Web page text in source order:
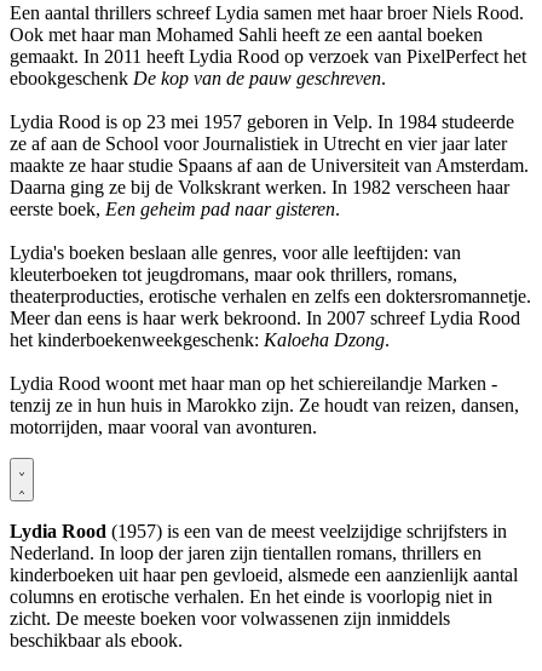
Een aantal thrillers schreef Lydia samen met haar broer Niels Rood.
Ook met haar man Mohamed Sahli heeft ze een aantal boeken
gemaakt. In 2011 heeft Lydia Rood op verzoek van PixelPerfect het
ebookgeschenk De kop van de pauw geschreven.
Lydia Rood is op 23 mei 1957 geboren in Velp. In 1984 studeerde
ze af aan de School voor Journalistiek in Utrecht en vier jaar later
maakte ze haar studie Spaans af aan de Universiteit van Amsterdam.
Daarna ging ze bij de Volkskrant werken. In 1982 verscheen haar
eerste boek, Een geheim pad naar gisteren.
Lydia's boeken beslaan alle genres, voor alle leeftijden: van
kleuterboeken tot jeugdromans, maar ook thrillers, romans,
theaterproducties, erotische verhalen en zelfs een doktersromannetje.
Meer dan eens is haar werk bekroond. In 2007 schreef Lydia Rood
het kinderboekenweekgeschenk: Kaloeha Dzong.
Lydia Rood woont met haar man op het schiereilandje Marken -
tenzij ze in hun huis in Marokko zijn. Ze houdt van reizen, dansen,
motorrijden, maar vooral van avonturen.
Lydia Rood (1957) is een van de meest veelzijdige schrijfsters in
Nederland. In loop der jaren zijn tientallen romans, thrillers en
kinderboeken uit haar pen gevloeid, alsmede een aanzienlijk aantal
columns en erotische verhalen. En het einde is voorlopig niet in
zicht. De meeste boeken voor volwassenen zijn inmiddels
beschikbaar als ebook.